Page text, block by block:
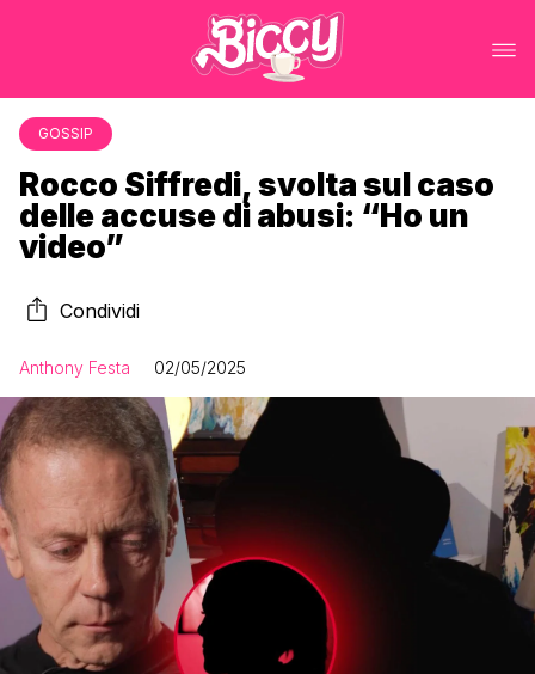
GOSSIP
Rocco Siffredi, svolta sul caso
delle accuse di abusi: “Ho un
video”
Condividi
Anthony Festa 02/05/2025